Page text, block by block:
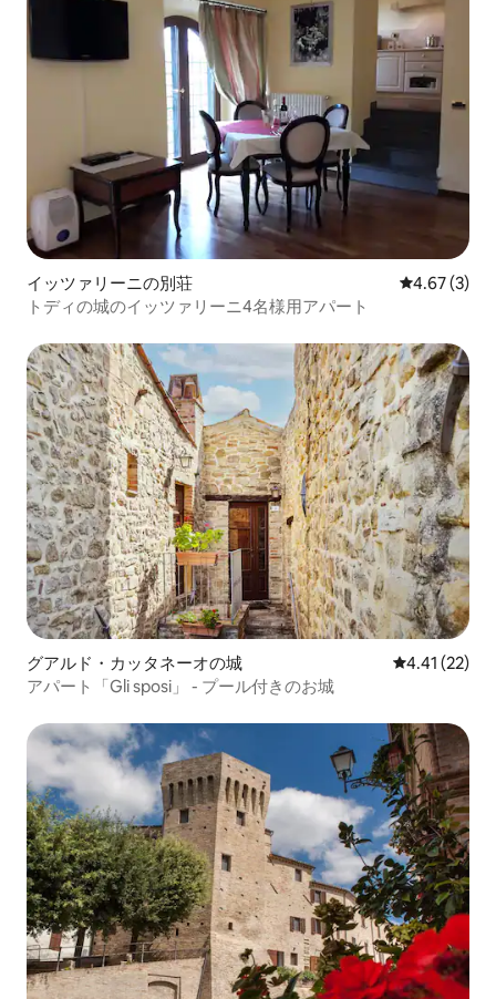
イッツァリーニの別荘 レビュー3
4.67 (3)
トディの城のイッツァリーニ4名様用アパート
グアルド・カッタネーオの城 レビュー22
4.41 (22)
アパート「Gli sposi」 - プール付きのお城